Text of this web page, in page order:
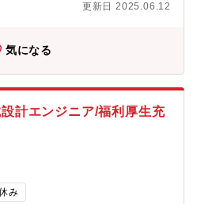
更新日 2025.06.12
気になる
設計エンジニア/福利厚生充
み